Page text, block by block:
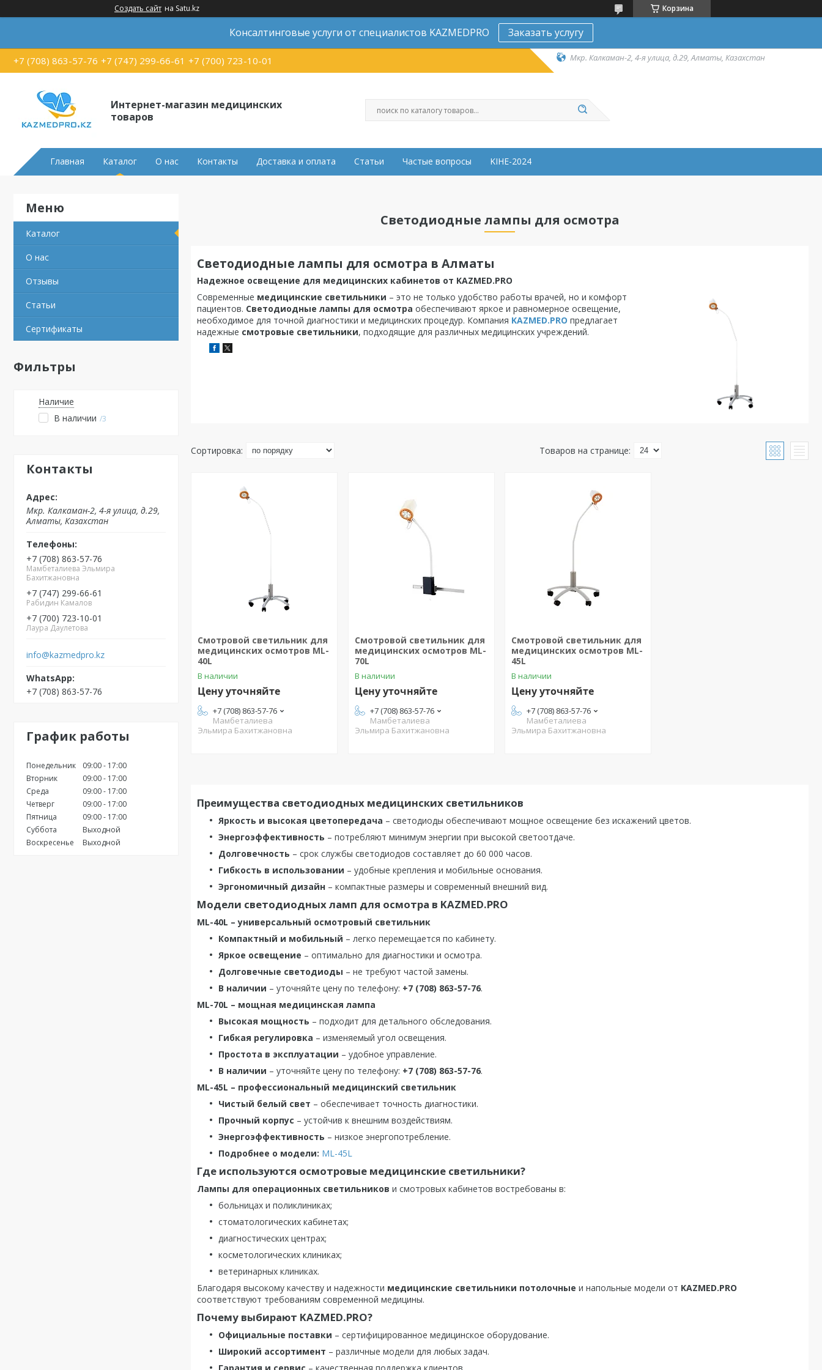
Создать сайт на Satu.kz Корзина
Консалтинговые услуги от специалистов KAZMEDPRO Заказать услугу
+7 (708) 863-57-76 +7 (747) 299-66-61 +7 (700) 723-10-01 Мкр. Калкаман-2, 4-я улица, д.29, Алматы, Казахстан
Интернет-магазин медицинских
товаров
Главная Каталог О нас Контакты Доставка и оплата Статьи Частые вопросы KIHE-2024
Каталог
О нас
Отзывы
Статьи
Сертификаты
Фильтры
Наличие
В наличии 3
Контакты
Мкр. Калкаман-2, 4-я улица, д.29,
Алматы, Казахстан
+7 (708) 863-57-76
Мамбеталиева Эльмира
Бахитжановна
+7 (747) 299-66-61
Рабидин Камалов
+7 (700) 723-10-01
Лаура Даулетова
info@kazmedpro.kz
+7 (708) 863-57-76
График работы
Понедельник 09:00
17:00
Вторник
09:00
17:00
Среда
09:00
17:00
Четверг
09:00
17:00
Пятница
09:00
17:00
Суббота
Выходной
Воскресенье
Выходной
Светодиодные лампы для осмотра
Светодиодные лампы для осмотра в Алматы
Надежное освещение для медицинских кабинетов от KAZMED.PRO
Современные медицинские светильники – это не только удобство работы врачей, но и комфорт
пациентов. Светодиодные лампы для осмотра обеспечивают яркое и равномерное освещение,
необходимое для точной диагностики и медицинских процедур. Компания KAZMED.PRO предлагает
надежные смотровые светильники, подходящие для различных медицинских учреждений.
Смотровой светильник для
медицинских осмотров ML-
40L
В наличии
Цену уточняйте
+7 (708) 863-57-76
Мамбеталиева
Эльмира Бахитжановна
Смотровой светильник для
медицинских осмотров ML-
70L
В наличии
Цену уточняйте
+7 (708) 863-57-76
Мамбеталиева
Эльмира Бахитжановна
Смотровой светильник для
медицинских осмотров ML-
45L
В наличии
Цену уточняйте
+7 (708) 863-57-76
Мамбеталиева
Эльмира Бахитжановна
Преимущества светодиодных медицинских светильников
Яркость и высокая цветопередача – светодиоды обеспечивают мощное освещение без искажений цветов.
Энергоэффективность – потребляют минимум энергии при высокой светоотдаче.
Долговечность – срок службы светодиодов составляет до 60 000 часов.
Гибкость в использовании – удобные крепления и мобильные основания.
Эргономичный дизайн – компактные размеры и современный внешний вид.
Модели светодиодных ламп для осмотра в KAZMED.PRO
ML-40L – универсальный осмотровый светильник
Компактный и мобильный – легко перемещается по кабинету.
Яркое освещение – оптимально для диагностики и осмотра.
Долговечные светодиоды – не требуют частой замены.
В наличии – уточняйте цену по телефону: +7 (708) 863-57-76.
ML-70L – мощная медицинская лампа
Высокая мощность – подходит для детального обследования.
Гибкая регулировка – изменяемый угол освещения.
Простота в эксплуатации – удобное управление.
В наличии – уточняйте цену по телефону: +7 (708) 863-57-76.
ML-45L – профессиональный медицинский светильник
Чистый белый свет – обеспечивает точность диагностики.
Прочный корпус – устойчив к внешним воздействиям.
Энергоэффективность – низкое энергопотребление.
Подробнее о модели: ML-45L
Где используются осмотровые медицинские светильники?
Лампы для операционных светильников и смотровых кабинетов востребованы в:
больницах и поликлиниках;
стоматологических кабинетах;
диагностических центрах;
косметологических клиниках;
ветеринарных клиниках.
Благодаря высокому качеству и надежности медицинские светильники потолочные и напольные модели от KAZMED.PRO
соответствуют требованиям современной медицины.
Почему выбирают KAZMED.PRO?
Официальные поставки – сертифицированное медицинское оборудование.
Широкий ассортимент – различные модели для любых задач.
Гарантия и сервис – качественная поддержка клиентов.